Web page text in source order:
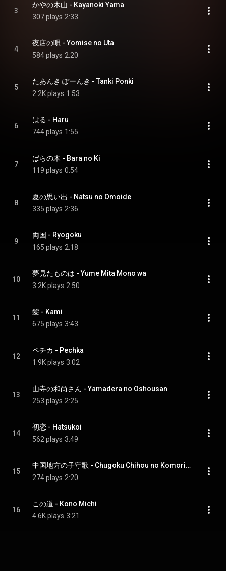
3
かやの木山 - Kayanoki Yama
307 plays 2:33
4
夜店の唄 - Yomise no Uta
584 plays 2:20
5
たあんき ぽーんき - Tanki Ponki
2.2K plays 1:53
6
はる - Haru
744 plays 1:55
7
ばらの木 - Bara no Ki
119 plays 0:54
8
夏の思い出 - Natsu no Omoide
335 plays 2:36
9
両国 - Ryogoku
165 plays 2:18
10
夢見たものは - Yume Mita Mono wa
3.2K plays 2:50
11
髪 - Kami
675 plays 3:43
12
ペチカ - Pechka
1.9K plays 3:02
13
山寺の和尚さん - Yamadera no Oshousan
253 plays 2:25
14
初恋 - Hatsukoi
562 plays 3:49
15
中国地方の子守歌 - Chugoku Chihou no Komoriuta
274 plays 2:20
16
この道 - Kono Michi
4.6K plays 3:21